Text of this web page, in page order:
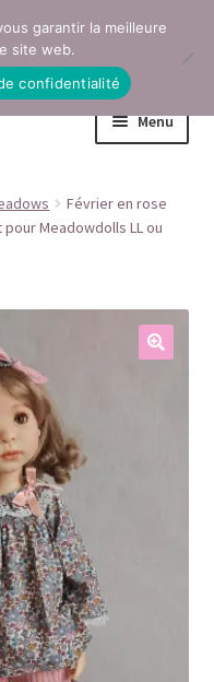
Menu
Février en rose
Meadowdolls LL ou
garantir la meilleure
site web.
confidentialité